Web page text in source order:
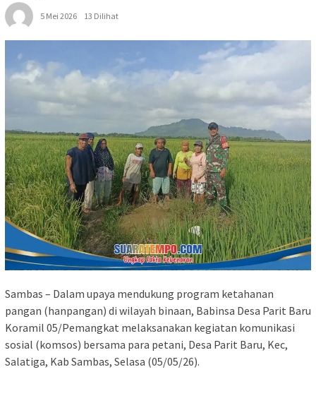
5 Mei 2026 13 Dilihat
Sambas – Dalam upaya mendukung program ketahanan
pangan (hanpangan) di wilayah binaan, Babinsa Desa Parit Baru
Koramil 05/Pemangkat melaksanakan kegiatan komunikasi
sosial (komsos) bersama para petani, Desa Parit Baru, Kec,
Salatiga, Kab Sambas, Selasa (05/05/26).